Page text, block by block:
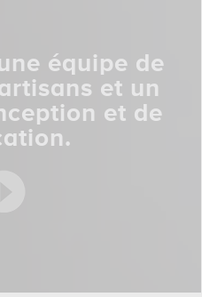
équipe de
et un
et de